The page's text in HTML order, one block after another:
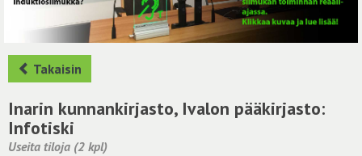
Hae ehdotuksia
Käyttöohje
Yhteydenottopyyntö
Takaisin
Inarin kunnankirjasto, Ivalon pääkirjasto:
Infotiski
Useita tiloja (2 kpl)